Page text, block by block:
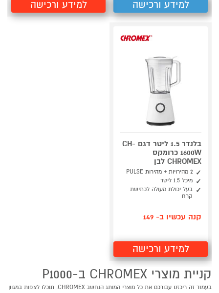
למידע ורכישה למידע ורכישה
בלנדר 1.5 ליטר דגם CH-
1600W כרומקס
CHROMEX לבן
2 מהירויות + מהירות PULSE
מיכל 1.5 ליטר
בעל יכולת מעולה לכתישת
קרח
קנה עכשיו ב- 149
למידע ורכישה
קניית מוצרי CHROMEX ב-P1000
בעמוד זה ריכזנו עבורכם את כל מוצרי המותג הנחשב CHROMEX. תוכלו לצפות במגוון